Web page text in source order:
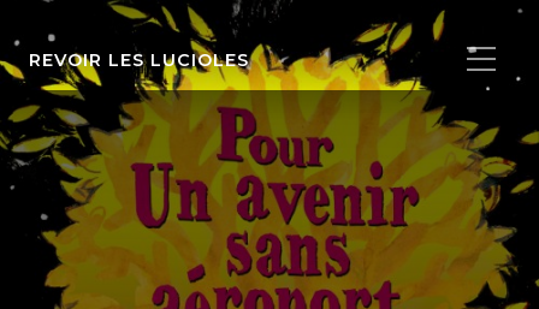
REVOIR LES LUCIOLES